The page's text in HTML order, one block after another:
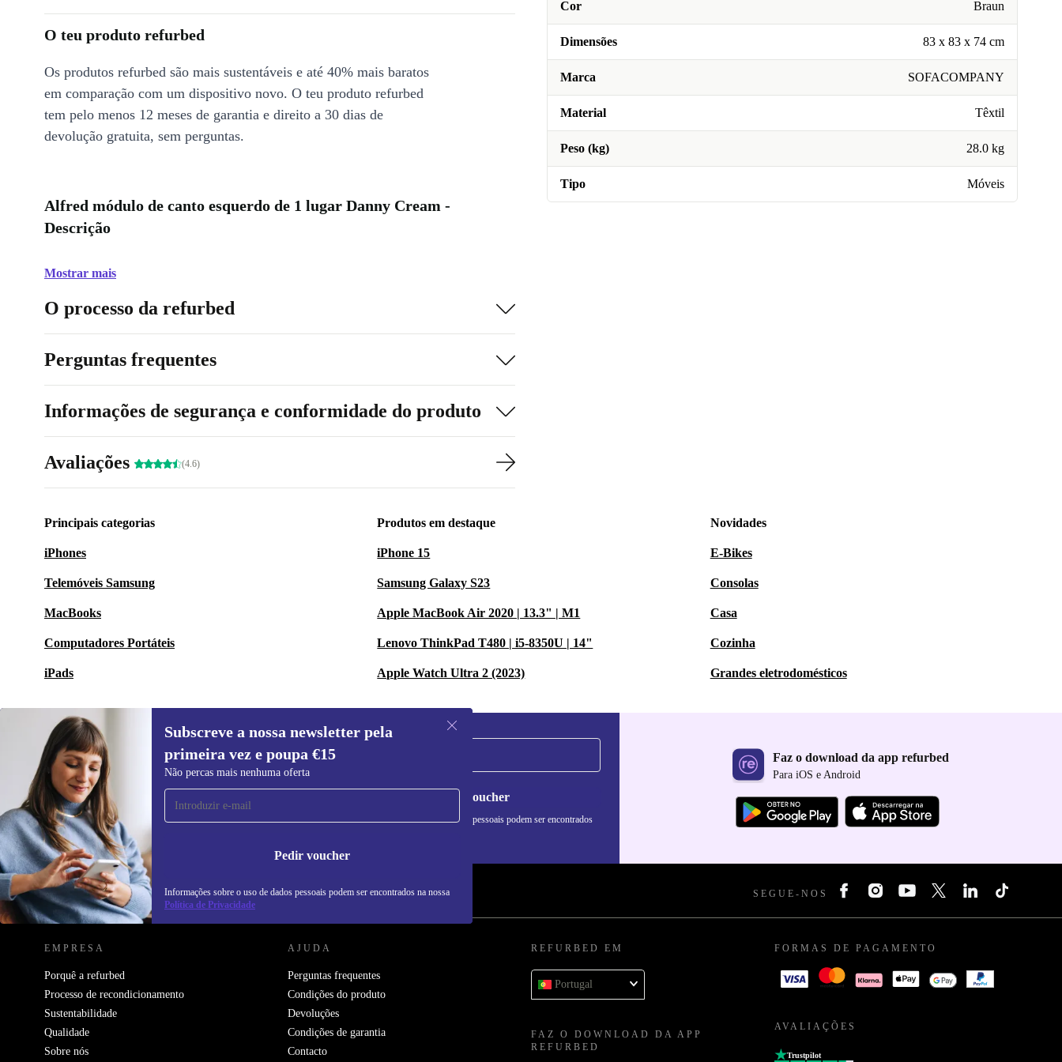
Cor Braun
Dimensões 83 x 83 x 74 cm
Marca SOFACOMPANY
Material Têxtil
Peso (kg) 28.0 kg
Tipo Móveis
O teu produto refurbed
Os produtos refurbed são mais sustentáveis e até 40% mais baratos
em comparação com um dispositivo novo. O teu produto refurbed
tem pelo menos 12 meses de garantia e direito a 30 dias de
devolução gratuita, sem perguntas.
Alfred módulo de canto esquerdo de 1 lugar Danny Cream -
Descrição
Mostrar mais
O processo da refurbed
Perguntas frequentes
Informações de segurança e conformidade do produto
Avaliações (4.6)
Principais categorias
iPhones
Telemóveis Samsung
MacBooks
Computadores Portáteis
iPads
Produtos em destaque
iPhone 15
Samsung Galaxy S23
Apple MacBook Air 2020 | 13.3" | M1
Lenovo ThinkPad T480 | i5-8350U | 14"
Apple Watch Ultra 2 (2023)
Novidades
E-Bikes
Consolas
Casa
Cozinha
Grandes eletrodomésticos
Subscreve a nossa newsletter pela
primeira vez e poupa €15
Não percas mais nenhuma oferta
Pedir voucher
Informações sobre o uso de dados pessoais podem ser encontrados na nossa
Política de Privacidade
Subscreve a nossa newsletter pela
primeira vez e poupa 15€!
Não percas mais nenhuma oferta.
Pedir voucher
Informações sobre o uso de dados pessoais podem ser encontrados
Faz o download da app refurbed
Para iOS e Android
REFURBED PORTUGAL - RETHINK NEW. SEGUE-NOS
EMPRESA
Porquê a refurbed
Processo de recondicionamento
Sustentabilidade
Qualidade
Sobre nós
AJUDA
Perguntas frequentes
Condições do produto
Devoluções
Condições de garantia
Contacto
REFURBED EM
Portugal
FAZ O DOWNLOAD DA APP
REFURBED
FORMAS DE PAGAMENTO
AVALIAÇÕES
Trustpilot